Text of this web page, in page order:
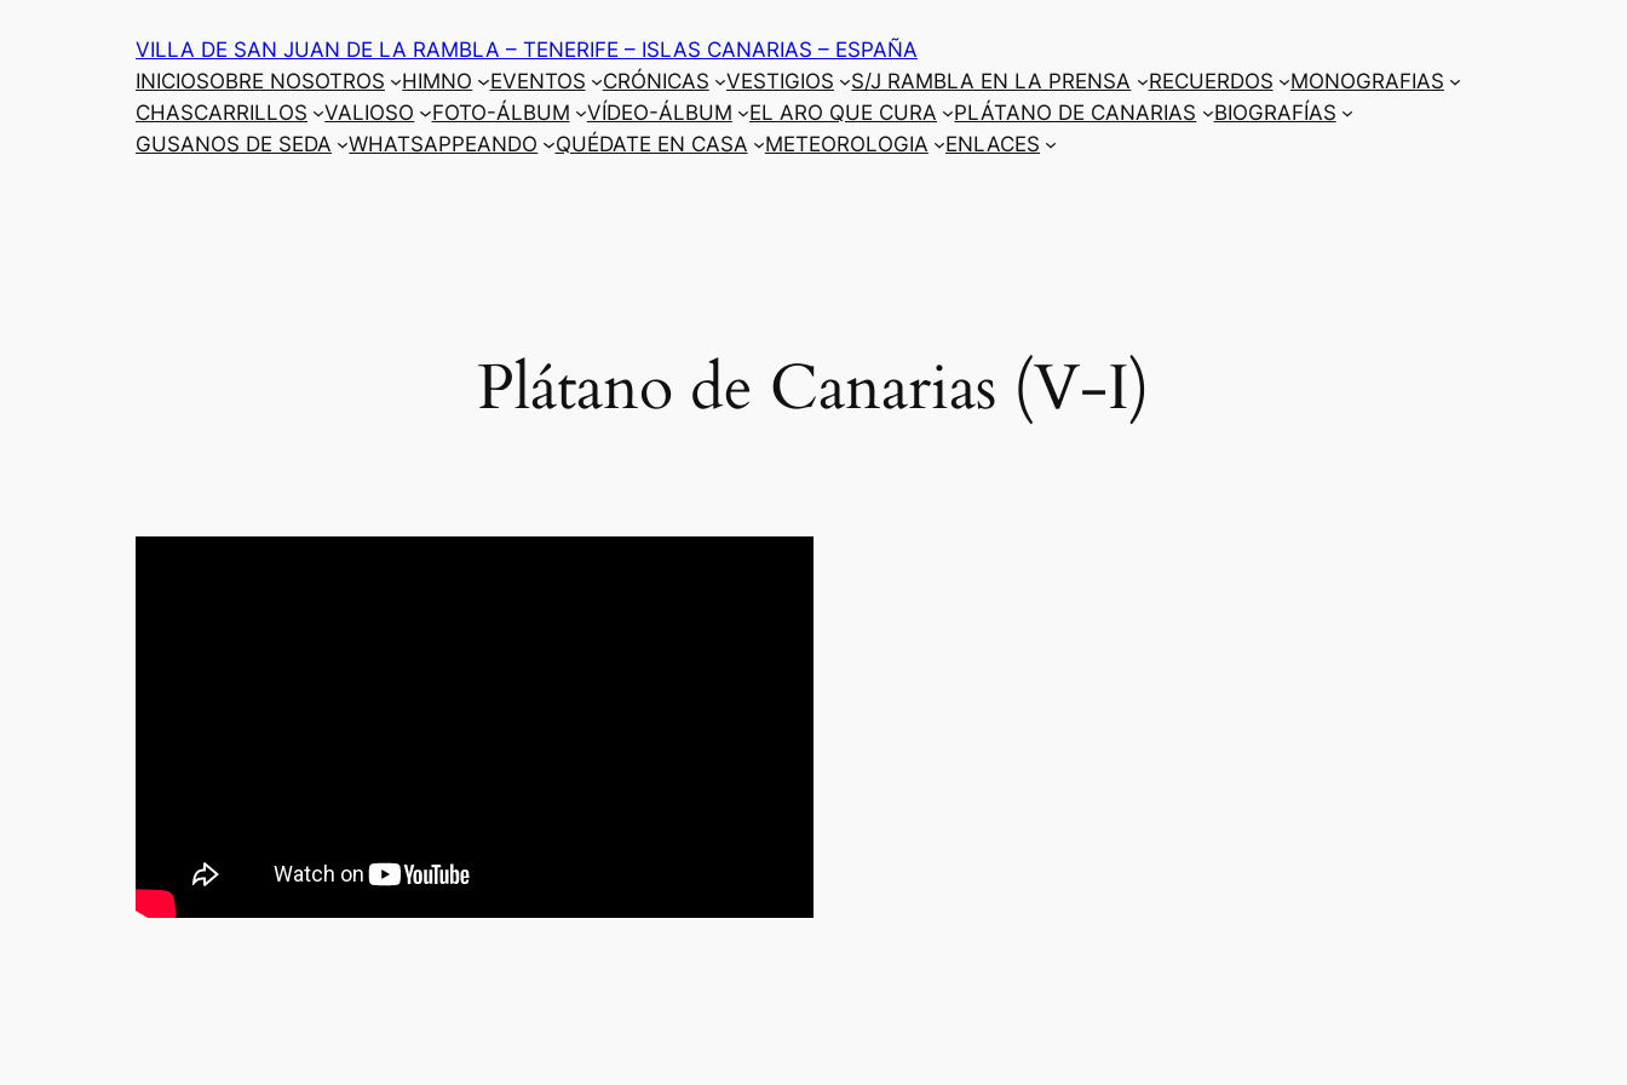
VILLA DE SAN JUAN DE LA RAMBLA – TENERIFE – ISLAS CANARIAS – ESPAÑA
INICIOSOBRE NOSOTROS HIMNO EVENTOS CRÓNICAS VESTIGIOS S/J RAMBLA EN LA PRENSA RECUERDOS
MONOGRAFIAS
CHASCARRILLOS
VALIOSO FOTO-ÁLBUM VÍDEO-ÁLBUM EL ARO QUE CURA PLÁTANO DE CANARIAS
BIOGRAFÍAS
GUSANOS DE SEDA
WHATSAPPEANDO QUÉDATE EN CASA METEOROLOGIA ENLACES
Plátano de Canarias (V-I)